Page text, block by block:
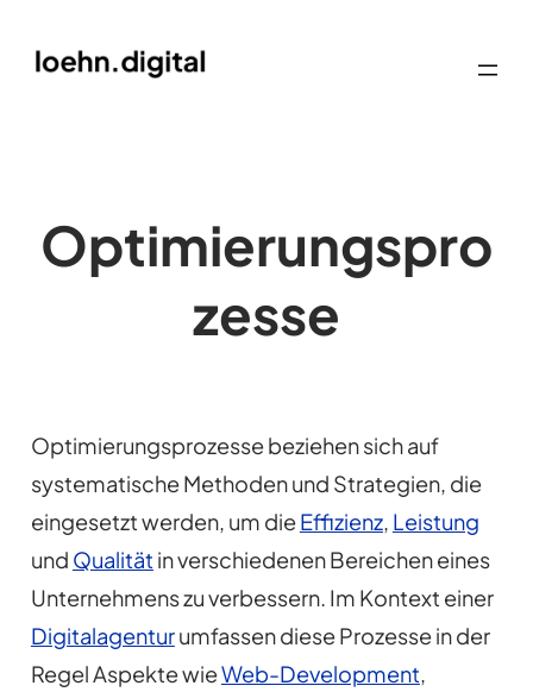
Optimierungspro
zesse
Optimierungsprozesse beziehen sich auf
systematische Methoden und Strategien, die
eingesetzt werden, um dieEffizienz, Leistung
und Qualität in verschiedenen Bereichen eines
Unternehmens zu verbessern. Im Kontext einer
Digitalagenturumfassen diese Prozesse in der
Regel Aspekte wieWeb-Development,